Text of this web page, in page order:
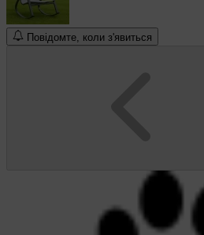
Повідомте, коли з'явиться